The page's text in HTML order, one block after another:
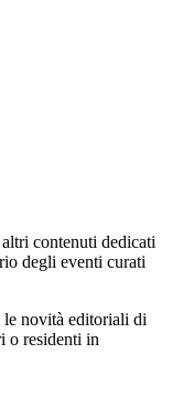
contenuti dedicati
degli eventi curati
novità editoriali di
o residenti in